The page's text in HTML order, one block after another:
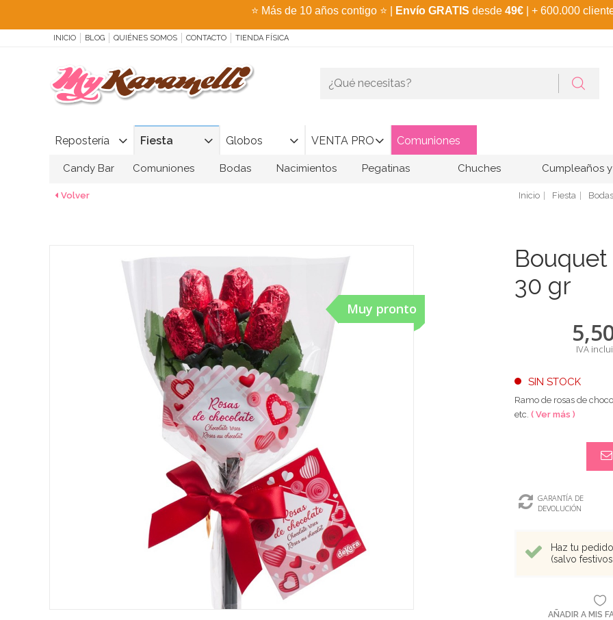
⭐ Más de 10 años contigo ⭐ Envío GRATIS desde 49€ | + 600.000
INICIO BLOG QUIÉNES SOMOS CONTACTO TIENDA FÍSICA
Repostería Fiesta Globos VENTA PRO Comuniones
Candy Bar Comuniones Bodas Nacimientos Pegatinas Chuches Cumpleaños
Volver Inicio Fiesta Bodas
Muy pronto
30 gr
IVA
SIN STOCK
Ramo de rosas de
etc. ( Ver más )
GARANTÍA DE
DEVOLUCIÓN
Haz tu
(salvo
AÑADIR A MIS